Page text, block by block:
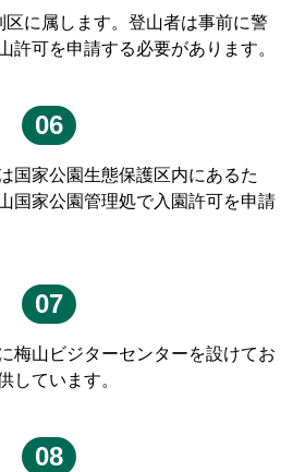
に属します。登山者は事前に警
許可を申請する必要があります。
06
国家公園生態保護区内にあるた
国家公園管理処で入園許可を申請
07
梅山ビジターセンターを設けてお
しています。
08